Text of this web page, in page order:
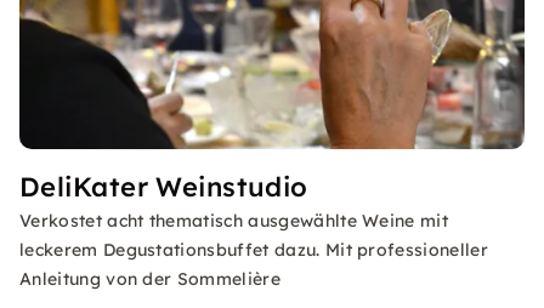
DeliKater Weinstudio
Verkostet acht thematisch ausgewählte Weine mit
leckerem Degustationsbuffet dazu. Mit professioneller
Anleitung von der Sommelière